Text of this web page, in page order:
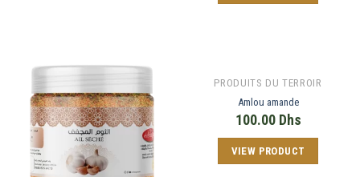
PRODUITS DU TERROIR
Amlou amande
100.00 Dhs
VIEW PRODUCT